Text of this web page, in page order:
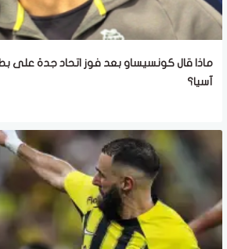
ماذا قال كونسيساو بعد فوز اتحاد جدة على
آسيا؟